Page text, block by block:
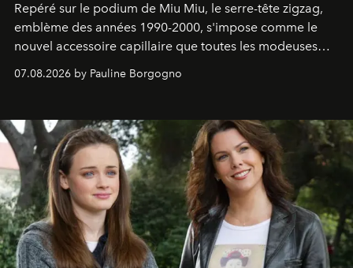
Repéré sur le podium de Miu Miu, le serre-tête zigzag,
emblème des années 1990-2000, s'impose comme le
nouvel accessoire capillaire que toutes les modeuses
s'arrachent déjà.
07.08.2026 by Pauline Borgogno